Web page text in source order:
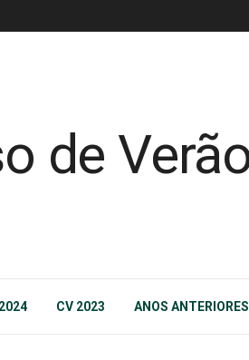
CV 2023 ANOS ANTERIORES